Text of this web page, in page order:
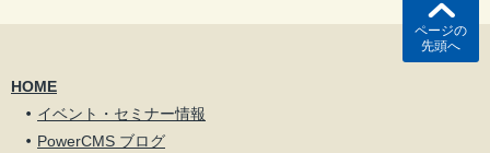
ページの
先頭へ
HOME
イベント・セミナー情報
PowerCMS ブログ